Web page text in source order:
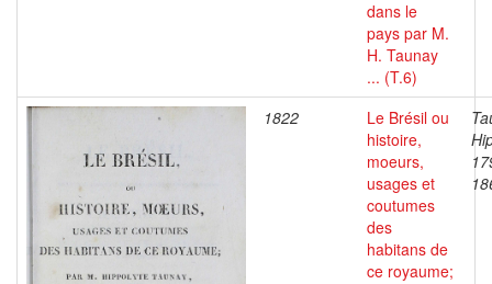
dans le
pays par M.
H. Taunay
... (T.6)
1822
Le Brésil ou
histoire,
moeurs,
usages et
coutumes
des
habitans de
ce royaume;